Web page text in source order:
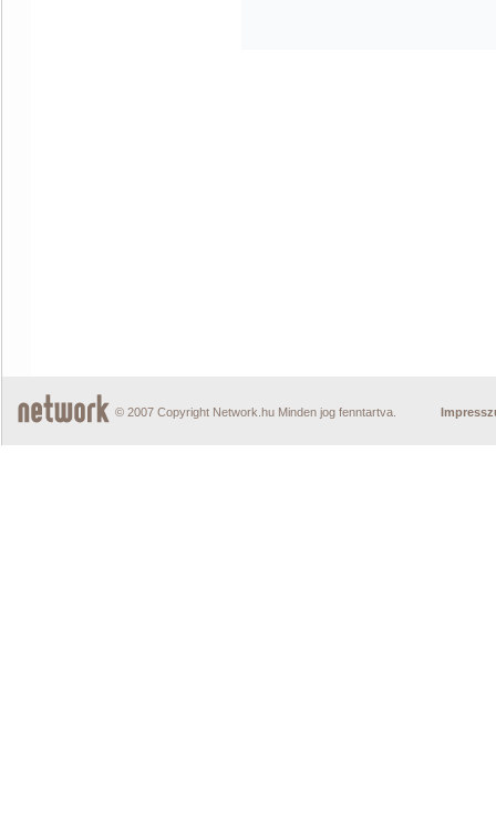
© 2007 Copyright Network.hu Minden jog fenntartva.